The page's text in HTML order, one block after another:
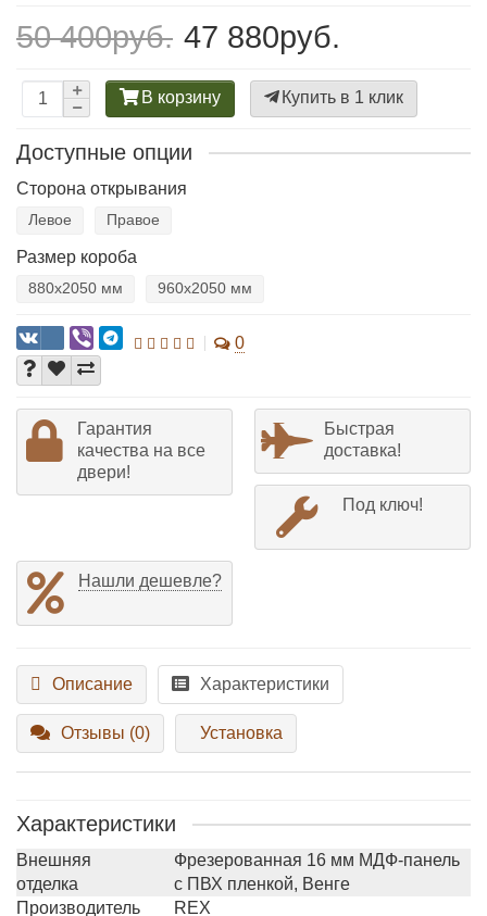
50 400руб. 47 880руб.
В корзину Купить в 1 клик
Доступные опции
Сторона открывания
Левое Правое
Размер короба
880х2050 мм 960х2050 мм
0
Гарантия
качества на все
двери!
Быстрая
доставка!
Под ключ!
Нашли дешевле?
Описание Характеристики
Отзывы (0) Установка
Характеристики
Внешняя
отделка
Фрезерованная 16 мм МДФ-панель
с ПВХ пленкой, Венге
Производитель
REX